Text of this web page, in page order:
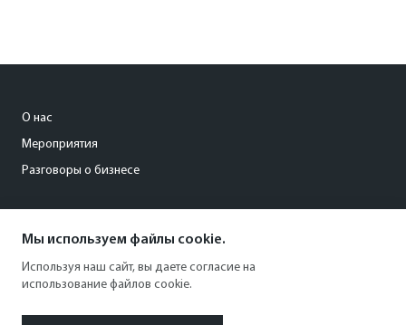
О нас
Мероприятия
Разговоры о бизнесе
+7 (495) 797-69-70
Мы используем файлы cookie.
Используя наш сайт, вы даете согласие на
использование файлов cookie.